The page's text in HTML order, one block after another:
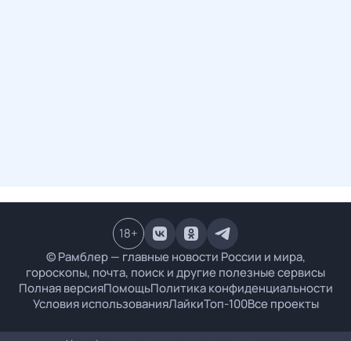
© Рамблер — главные новости России и мира,
гороскопы, почта, поиск и другие полезные сервисы
Полная версияПомощьПолитика конфиденциальности
Условия использованияЛайкиТоп-100Все проекты
18+